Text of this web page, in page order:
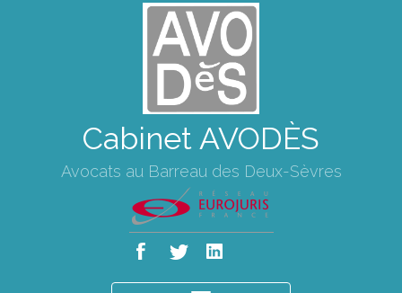
Cabinet AVODÈS
Avocats au Barreau des Deux-Sèvres